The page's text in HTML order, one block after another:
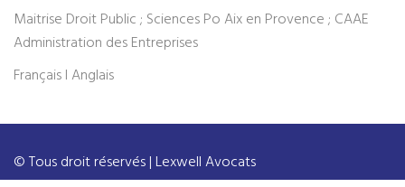
Maitrise Droit Public ; Sciences Po Aix en Provence ; CAAE
Administration des Entreprises
Français l Anglais
© Tous droit réservés | Lexwell Avocats